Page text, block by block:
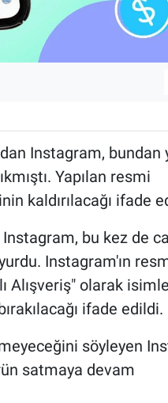
Instagram, bundan
Yapılan resmi
kaldırılacağı ifade
bu kez de
Instagram'ın
Alışveriş" olarak
ifade edildi.
söyleyen
satmaya devam